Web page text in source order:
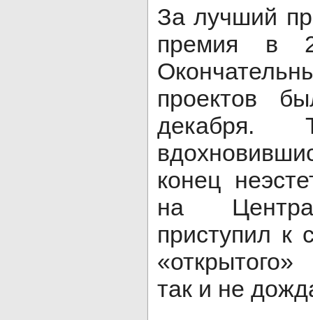
За лучший
премия в
проектов
декабря.
конец
на
приступил
так и не